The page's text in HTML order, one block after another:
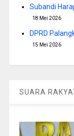
Subandi
18 Mei 2026
DPRD
15 Mei 2026
SUARA